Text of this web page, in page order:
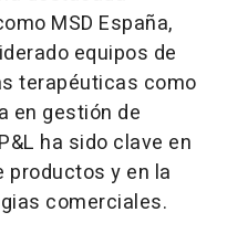
MSD España,
equipos de
terapéuticas como
en gestión de
ha sido clave en
productos y en la
comerciales.